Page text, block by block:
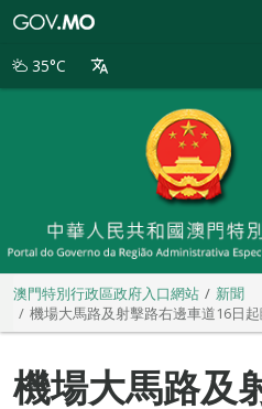
別
35°C
澳門特別行政區政府入口網站
新聞
機場大馬路及射擊路右邊車道16日
機場大馬路及